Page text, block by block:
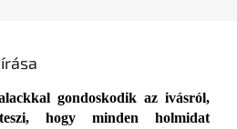
gondoskodik az ivásról,
hogy minden holmidat